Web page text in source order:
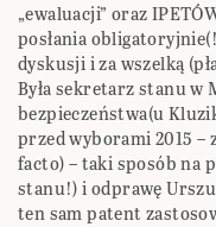
„ewaluacji” oraz
posłania
dyskusji i za wszelką
Była sekretarz stanu w
bezpieczeństwa(u
przed wyborami 2015 –
facto) – taki sposób na
stanu!) i odprawę
ten sam patent